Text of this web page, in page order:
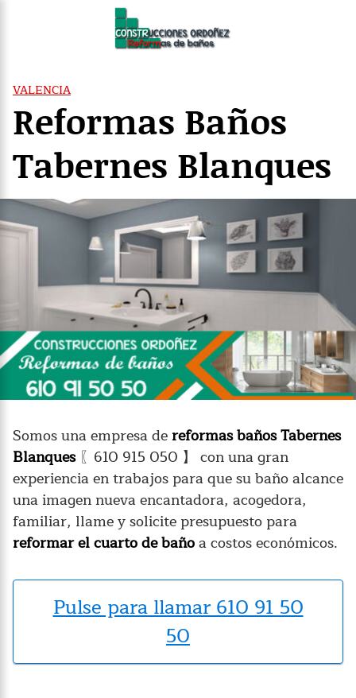
VALENCIA
Reformas Baños
Tabernes Blanques
Somos una empresa dereformas baños Tabernes
Blanques〖610 915 050 】 con una gran
experiencia en trabajos para que su baño alcance
una imagen nueva encantadora, acogedora,
familiar, llame y solicite presupuesto para
reformar el cuarto de bañoa costos económicos.
Pulse para llamar 610 91 50
50